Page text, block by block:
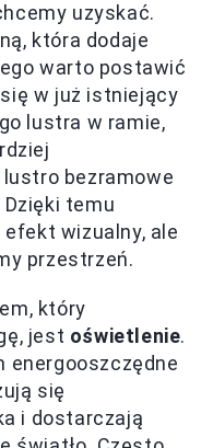
uzyskać.
która dodaje
warto postawić
w już istniejący
lustra w ramie,
lustro bezramowe
temu
wizualny, ale
przestrzeń.
który
jest oświetlenie.
energooszczędne
się
i dostarczają